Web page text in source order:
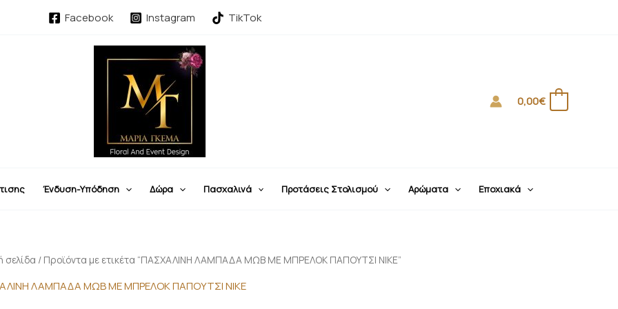
Facebook Instagram TikTok
0,00€
Ένδυση-Υπόδηση Δώρα Πασχαλινά Προτάσεις Στολισμού Αρώματα Εποχιακά
σελίδα / Προϊόντα με ετικέτα “ΠΑΣΧΑΛΙΝΗ ΛΑΜΠΑΔΑ ΜΩΒ ΜΕ ΜΠΡΕΛΟΚ ΠΑΠΟΥΤΣΙ ΝΙΚΕ”
ΛΑΜΠΑΔΑ ΜΩΒ ΜΕ ΜΠΡΕΛΟΚ ΠΑΠΟΥΤΣΙ ΝΙΚΕ